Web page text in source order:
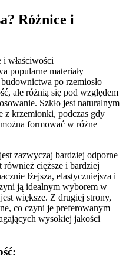
Różnice i
popularne materiały
po rzemiosło
ale różnią się pod względem
Szkło jest naturalnym
z krzemionki, podczas gdy
formować w różne
zazwyczaj bardziej odporne
również cięższe i bardziej
lżejsza, elastyczniejsza i
ją idealnym wyborem w
większe. Z drugiej strony,
co czyni je preferowanym
wysokiej jakości